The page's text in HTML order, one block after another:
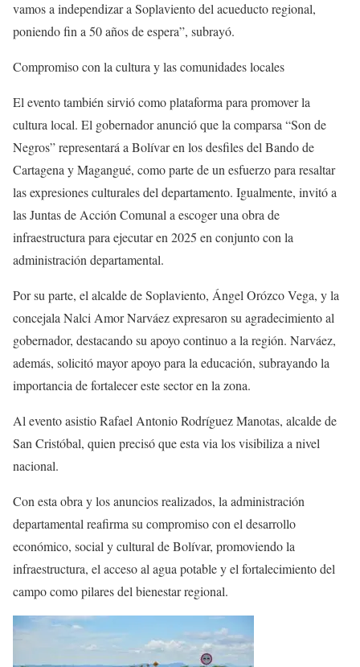
vamos a independizar a Soplaviento del acueducto regional,
poniendo fin a 50 años de espera”, subrayó.
Compromiso con la cultura y las comunidades locales
El evento también sirvió como plataforma para promover la
cultura local. El gobernador anunció que la comparsa “Son de
Negros” representará a Bolívar en los desfiles del Bando de
Cartagena y Magangué, como parte de un esfuerzo para resaltar
las expresiones culturales del departamento. Igualmente, invitó a
las Juntas de Acción Comunal a escoger una obra de
infraestructura para ejecutar en 2025 en conjunto con la
administración departamental.
Por su parte, el alcalde de Soplaviento, Ángel Orózco Vega, y la
concejala Nalci Amor Narváez expresaron su agradecimiento al
gobernador, destacando su apoyo continuo a la región. Narváez,
además, solicitó mayor apoyo para la educación, subrayando la
importancia de fortalecer este sector en la zona.
Al evento asistio Rafael Antonio Rodríguez Manotas, alcalde de
San Cristóbal, quien precisó que esta via los visibiliza a nivel
nacional.
Con esta obra y los anuncios realizados, la administración
departamental reafirma su compromiso con el desarrollo
económico, social y cultural de Bolívar, promoviendo la
infraestructura, el acceso al agua potable y el fortalecimiento del
campo como pilares del bienestar regional.